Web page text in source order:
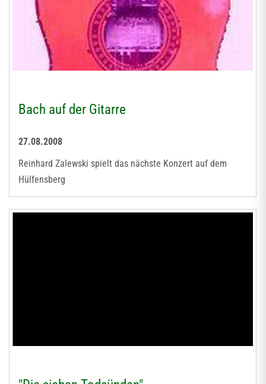
Bach auf der Gitarre
27.08.2008
Reinhard Zalewski spielt das nächste Konzert auf dem
Hülfensberg